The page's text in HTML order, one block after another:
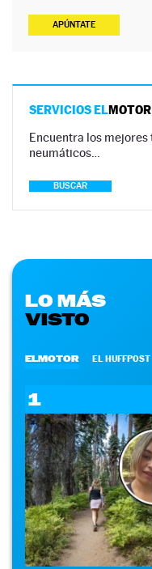
APÚNTATE
SERVICIOS ELMOTOR
Encuentra los
neumáticos…
BUSCAR
LO MÁS
VISTO
ELMOTOR EL HUFFPOST
1